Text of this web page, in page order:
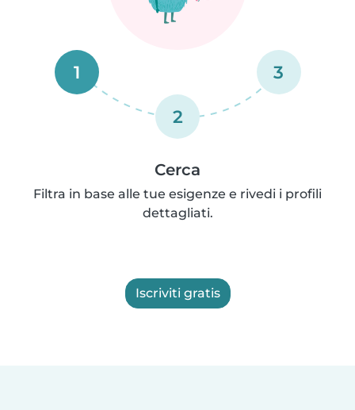
1
2
3
Cerca
Filtra in base alle tue esigenze e rivedi i profili
dettagliati.
Iscriviti gratis